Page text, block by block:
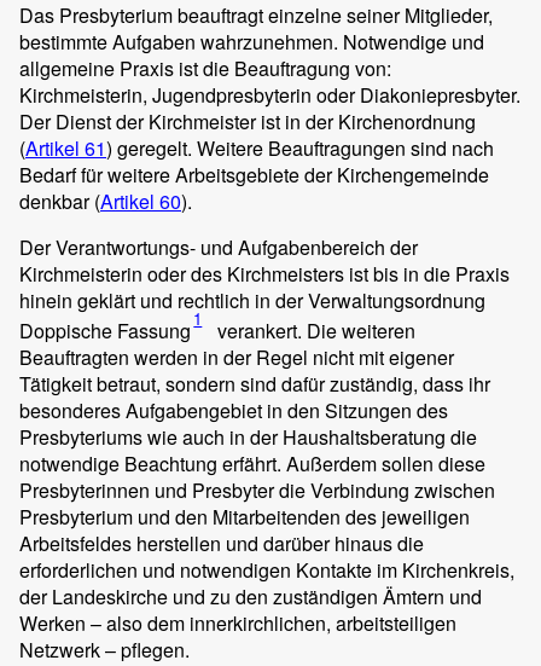
Das Presbyterium beauftragt einzelne seiner Mitglieder,
bestimmte Aufgaben wahrzunehmen. Notwendige und
allgemeine Praxis ist die Beauftragung von:
Kirchmeisterin, Jugendpresbyterin oder Diakoniepresbyter.
Der Dienst der Kirchmeister ist in der Kirchenordnung
(Artikel 61) geregelt. Weitere Beauftragungen sind nach
Bedarf für weitere Arbeitsgebiete der Kirchengemeinde
denkbar (Artikel 60).
Der Verantwortungs- und Aufgabenbereich der
Kirchmeisterin oder des Kirchmeisters ist bis in die Praxis
hinein geklärt und rechtlich in der Verwaltungsordnung
Doppische Fassung 1
verankert. Die weiteren
Beauftragten werden in der Regel nicht mit eigener
Tätigkeit betraut, sondern sind dafür zuständig, dass ihr
besonderes Aufgabengebiet in den Sitzungen des
Presbyteriums wie auch in der Haushaltsberatung die
notwendige Beachtung erfährt. Außerdem sollen diese
Presbyterinnen und Presbyter die Verbindung zwischen
Presbyterium und den Mitarbeitenden des jeweiligen
Arbeitsfeldes herstellen und darüber hinaus die
erforderlichen und notwendigen Kontakte im Kirchenkreis,
der Landeskirche und zu den zuständigen Ämtern und
Werken – also dem innerkirchlichen, arbeitsteiligen
Netzwerk – pflegen.